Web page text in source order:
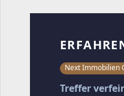
Next Immobilien
Treffer